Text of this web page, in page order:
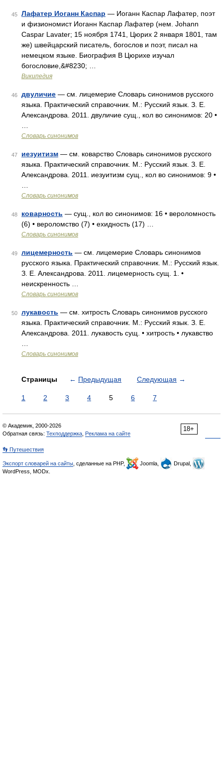
45 Лафатер Иоганн Каспар — Иоганн Каспар Лафатер, поэт
и физиономист Иоганн Каспар Лафатер (нем. Johann
Caspar Lavater; 15 ноября 1741, Цюрих 2 января 1801, там
же) швейцарский писатель, богослов и поэт, писал на
немецком языке. Биография В Цюрихе изучал
богословие,&#8230; …
Википедия
46 двуличие — см. лицемерие Словарь синонимов русского
языка. Практический справочник. М.: Русский язык. З. Е.
Александрова. 2011. двуличие сущ., кол во синонимов: 20 •
Словарь синонимов
47 иезуитизм — см. коварство Словарь синонимов русского
языка. Практический справочник. М.: Русский язык. З. Е.
Александрова. 2011. иезуитизм сущ., кол во синонимов: 9 •
Словарь синонимов
48 коварность — сущ., кол во синонимов: 16 • вероломность
(6) • вероломство (7) • ехидность (17) …
Словарь синонимов
49 лицемерность — см. лицемерие Словарь синонимов
русского языка. Практический справочник. М.: Русский язык.
З. Е. Александрова. 2011. лицемерность сущ. 1. •
неискренность …
Словарь синонимов
50 лукавость — см. хитрость Словарь синонимов русского
языка. Практический справочник. М.: Русский язык. З. Е.
Александрова. 2011. лукавость сущ. • хитрость • лукавство
Словарь синонимов
Страницы ← Предыдущая Следующая →
1 2 3 4 5 6 7
18+
© Академик, 2000-2026
Обратная связь: Техподдержка Реклама на сайте
👣 Путешествия
Экспорт словарей на сайты , сделанные на PHP, Joomla,
Drupal,
WordPress, MODx.